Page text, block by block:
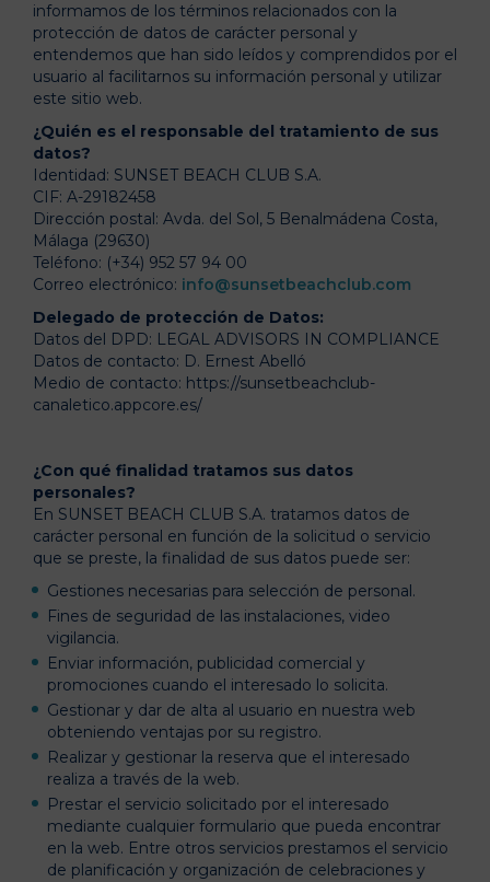
informamos de los términos relacionados con la
protección de datos de carácter personal y
entendemos que han sido leídos y comprendidos por el
usuario al facilitarnos su información personal y utilizar
este sitio web.
¿Quién es el responsable del tratamiento de sus
datos?
Identidad: SUNSET BEACH CLUB S.A.
CIF: A-29182458
Dirección postal: Avda. del Sol, 5 Benalmádena Costa,
Málaga (29630)
Teléfono: (+34) 952 57 94 00
Correo electrónico: info@sunsetbeachclub.com
Delegado de protección de Datos:
Datos del DPD: LEGAL ADVISORS IN COMPLIANCE
Datos de contacto: D. Ernest Abelló
Medio de contacto: https://sunsetbeachclub-
canaletico.appcore.es/
¿Con qué finalidad tratamos sus datos
personales?
En SUNSET BEACH CLUB S.A. tratamos datos de
carácter personal en función de la solicitud o servicio
que se preste, la finalidad de sus datos puede ser:
Gestiones necesarias para selección de personal.
Fines de seguridad de las instalaciones, video
vigilancia.
Enviar información, publicidad comercial y
promociones cuando el interesado lo solicita.
Gestionar y dar de alta al usuario en nuestra web
obteniendo ventajas por su registro.
Realizar y gestionar la reserva que el interesado
realiza a través de la web.
Prestar el servicio solicitado por el interesado
mediante cualquier formulario que pueda encontrar
en la web. Entre otros servicios prestamos el servicio
de planificación y organización de celebraciones y